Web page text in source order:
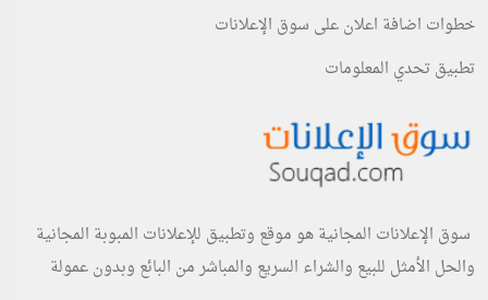
خطوات اضافة اعلان على سوق الإعلانات
تطبيق تحدي المعلومات
سوق الإعلانات المجانية هو موقع وتطبيق للإعلانات المبوبة المجانية
والحل الأمثل للبيع والشراء السريع والمباشر من البائع وبدون عمولة